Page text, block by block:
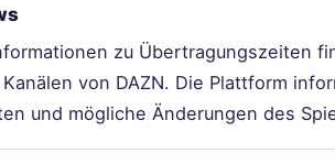
zu Übertragungszeiten
von DAZN. Die Plattform
und mögliche Änderungen des